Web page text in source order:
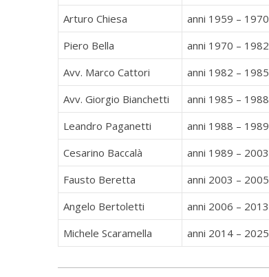
Arturo Chiesa
anni 1959 – 1970
Piero Bella
anni 1970 – 1982
Avv. Marco Cattori
anni 1982 – 1985
Avv. Giorgio Bianchetti
anni 1985 – 1988
Leandro Paganetti
anni 1988 – 1989
Cesarino Baccalà
anni 1989 – 2003
Fausto Beretta
anni 2003 – 2005
Angelo Bertoletti
anni 2006 – 2013
Michele Scaramella
anni 2014 – 2025